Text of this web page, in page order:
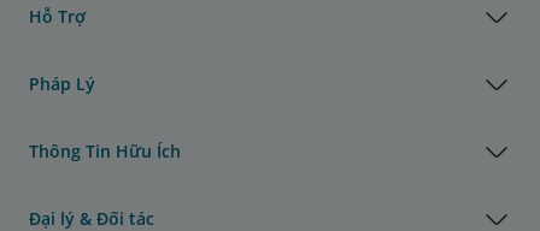
Hỗ Trợ
Pháp Lý
Thông Tin Hữu Ích
Đại lý & Đối tác